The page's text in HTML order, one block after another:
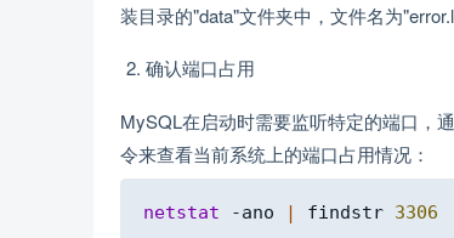
装目录的"data"文件夹中，文件名为
确认端口占用
MySQL在启动时需要监听特定的端口，
令来查看当前系统上的端口占用情况：
netstat -ano | findstr 3306